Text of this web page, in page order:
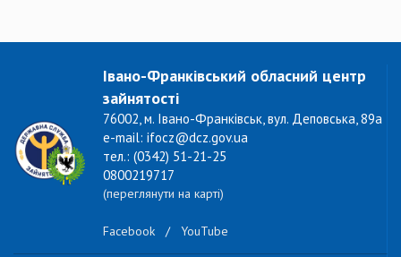
Івано-Франківський обласний центр
зайнятості
76002, м. Івано-Франківськ, вул. Деповська, 89а
e-mail: ifocz@dcz.gov.ua
тел.: (0342) 51-21-25
0800219717
(переглянути на карті)
Facebook / YouTube